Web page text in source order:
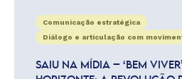
Comunicação estratégica
Diálogo e articulação com
SAIU NA MÍDIA – ‘BEM